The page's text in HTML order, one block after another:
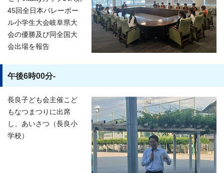
45回全日本バレーボー
ル小学生大会岐阜県大
会の優勝及び同全国大
会出場を報告
午後6時00分-
長良子ども会主催こど
もなつまつりに出席
し、あいさつ（長良小
学校）